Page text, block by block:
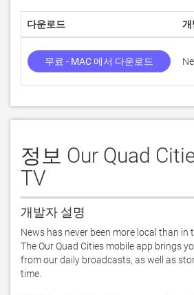
다운로드 개
무료 - MAC 에서 다운로드
정보 Our Quad
TV
개발자 설명
News has never been more local than in
The Our Quad Cities mobile app brings
from our daily broadcasts, as well as
time.